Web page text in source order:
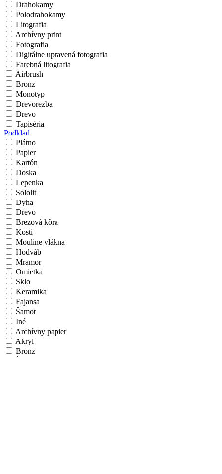
Drahokamy
Polodrahokamy
Litografia
Archívny print
Fotografia
Digitálne upravená fotografia
Farebná litografia
Airbrush
Bronz
Monotyp
Drevorezba
Drevo
Tapiséria
Podklad
Plátno
Papier
Kartón
Doska
Lepenka
Sololit
Dyha
Drevo
Brezová kôra
Kosti
Mouline vlákna
Hodváb
Mramor
Omietka
Sklo
Keramika
Fajansa
Šamot
Iné
Archívny papier
Akryl
Bronz